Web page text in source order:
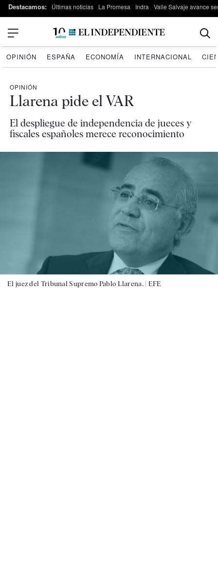
Destacamos: Últimas noticias La Promesa Indra Valle Salvaje avance
OPINIÓN ESPAÑA ECONOMÍA INTERNACIONAL
OPINIÓN
Llarena pide el VAR
El despliegue de independencia de jueces y
fiscales españoles merece reconocimiento
El juez del Tribunal Supremo Pablo Llarena. | EFE